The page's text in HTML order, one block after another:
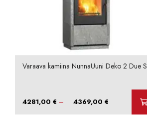
Varaava kamiina NunnaUuni Deko 2 Due S
4281,00€ – 4369,00€ Hintaluokka: